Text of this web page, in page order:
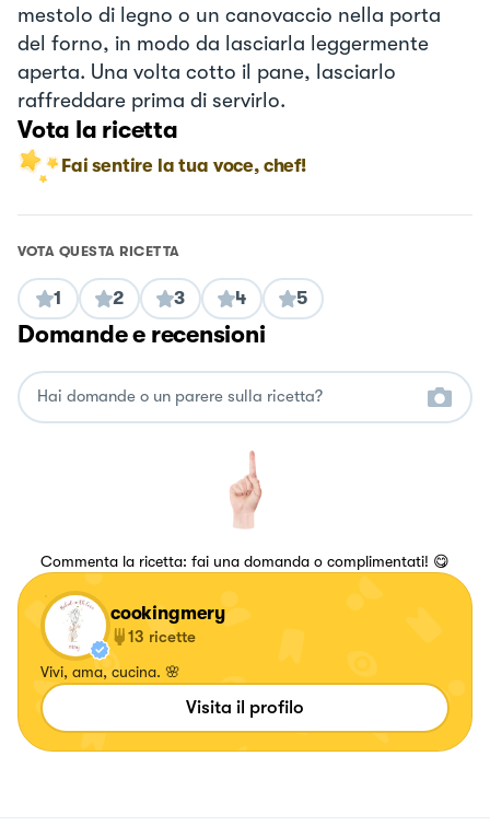
mestolo di legno o un canovaccio nella porta
del forno, in modo da lasciarla leggermente
aperta. Una volta cotto il pane, lasciarlo
raffreddare prima di servirlo.
Vota la ricetta
Fai sentire la tua voce, chef!
VOTA QUESTA RICETTA
1 2 3 4 5
Domande e recensioni
Commenta la ricetta: fai una domanda o complimentati! 😋
cookingmery
13 ricette
Vivi, ama, cucina. 🌸
Visita il profilo